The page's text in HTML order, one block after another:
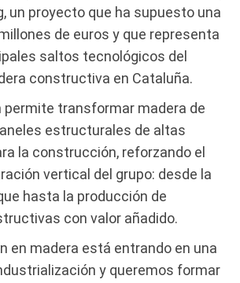
un proyecto que ha supuesto una
de euros y que representa
saltos tecnológicos del
constructiva en Cataluña.
permite transformar madera de
estructurales de altas
la construcción, reforzando el
vertical del grupo: desde la
hasta la producción de
con valor añadido.
en madera está entrando en una
y queremos formar